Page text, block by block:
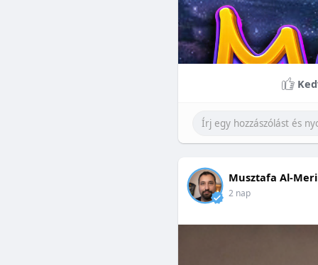
Musztafa Al-Meri
2 nap